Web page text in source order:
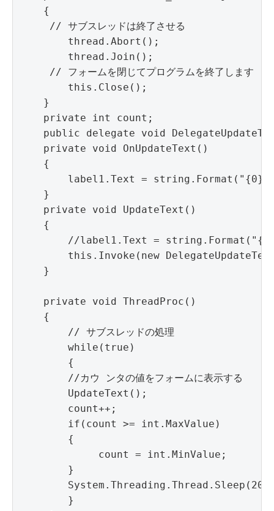
    {
     // サブスレッドは終了させる
        thread.Abort();
        thread.Join();
     // フォームを閉じてプログラムを終了します
        this.Close();
    }
    private int count;
public delegate void
    private void OnUpdateText()
    {
label1.Text =
    }
    private void UpdateText()
    {
//label1.Text =
this.Invoke(new
    }
    private void ThreadProc()
    {
        // サブスレッドの処理
        while(true)
        {
        //カウ ンタの値をフォームに表示する
        UpdateText();
        count++;
        if(count >= int.MaxValue)
        {
             count = int.MinValue;
        }
        }